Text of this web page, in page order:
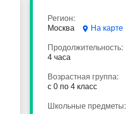
Регион:
Москва
На карте
Продолжительность:
4 часа
Возрастная группа:
с 0 по 4 класс
Школьные предметы: